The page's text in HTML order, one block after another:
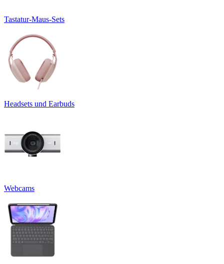
Tastatur-Maus-Sets
Headsets und Earbuds
Webcams